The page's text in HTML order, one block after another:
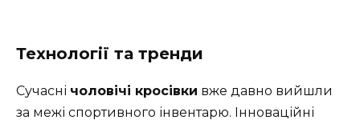
Технології та тренди
Сучасні чоловічі кросівки вже давно вийшли
за межі спортивного інвентарю. Інноваційні